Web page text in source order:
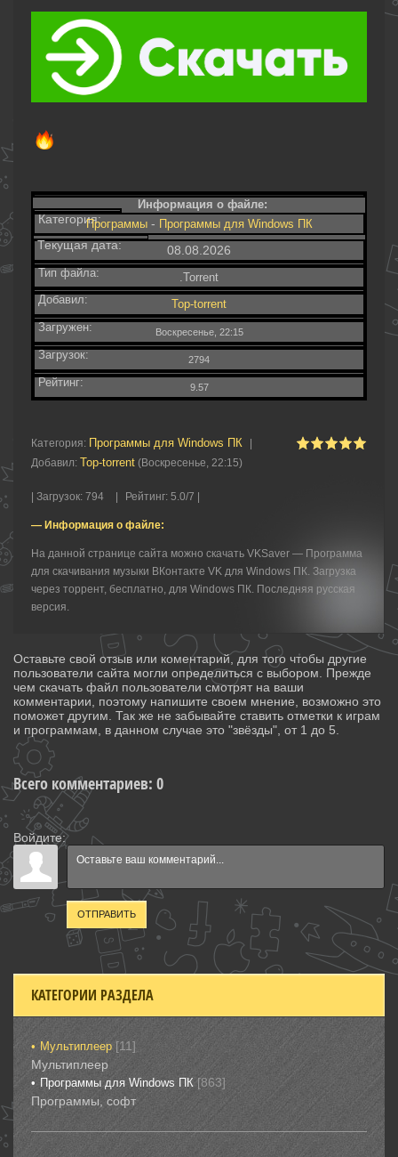
Информация о файле:
Категория:Программы- Программы для Windows ПК
Текущая дата: 08.08.2026
Тип файла:
.Torrent
Добавил:
Top-torrent
Загружен:
Воскресенье, 22:15
Загрузок: 2794
Рейтинг: 9.57
Категория: Программы для Windows ПК
Добавил: Top-torrent (Воскресенье, 22:15)
Загрузок: 794 Рейтинг: 5.0/7 |
— Информация о файле:
На данной странице сайта можно скачать VKSaver — Программа
для скачивания музыки ВКонтакте VK для Windows ПК. Загрузка
через торрент, бесплатно, для Windows ПК. Последняя русская
версия.
Оставьте свой отзыв или коментарий, для того чтобы другие
пользователи сайта могли определиться с выбором. Прежде
чем скачать файл пользователи смотрят на ваши
комментарии, поэтому напишите своем мнение, возможно это
поможет другим. Так же не забывайте ставить отметки к играм
и программам, в данном случае это "звёзды", от 1 до 5.
Всего комментариев: 0
Войдите:
ОТПРАВИТЬ
КАТЕГОРИИ РАЗДЕЛА
Мультиплеер [11]
Мультиплеер
Программы для Windows ПК [863]
Программы, софт